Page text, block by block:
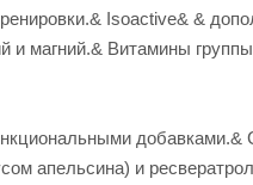
Isoactive& &
и магний.& Витамины
добавками.&
апельсина) и